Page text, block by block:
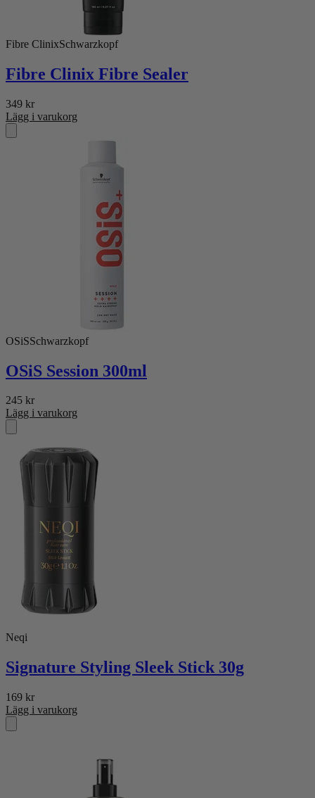
Fibre ClinixSchwarzkopf
Fibre Clinix Fibre Sealer
349 kr
Lägg i varukorg
OSiSSchwarzkopf
OSiS Session 300ml
245 kr
Lägg i varukorg
Neqi
Signature Styling Sleek Stick 30g
169 kr
Lägg i varukorg